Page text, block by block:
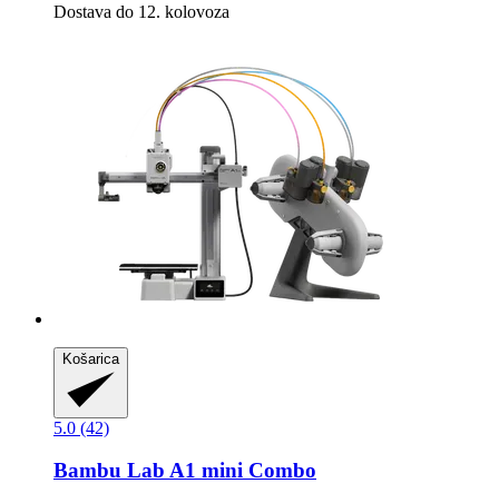
Dostava do 12. kolovoza
Košarica
5.0 (42)
Bambu Lab A1 mini Combo